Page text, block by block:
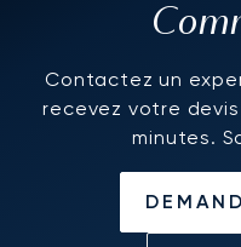
Contactez un
recevez votre
minutes.